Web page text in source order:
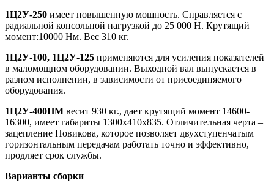
1Ц2У-250 имеет повышенную мощность. Справляется с
радиальной консольной нагрузкой до 25 000 Н. Крутящий
момент:10000 Нм. Вес 310 кг.
1Ц2У-100, 1Ц2У-125 применяются для усиления показателей
в маломощном оборудовании. Выходной вал выпускается в
разном исполнении, в зависимости от присоединяемого
оборудования.
1Ц2У-400НМ весит 930 кг., дает крутящий момент 14600-
16300, имеет габариты 1300x410x835. Отличительная черта –
зацепление Новикова, которое позволяет двухступенчатым
горизонтальным передачам работать точно и эффективно,
продляет срок службы.
Варианты сборки